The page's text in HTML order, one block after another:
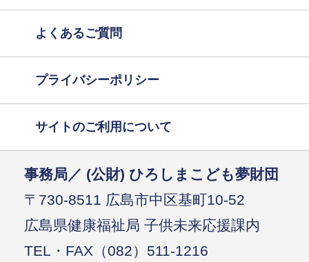
よくあるご質問
プライバシーポリシー
サイトのご利用について
事務局／ (公財) ひろしまこども夢財団
〒730-8511 広島市中区基町10-52
広島県健康福祉局 子供未来応援課内
TEL・FAX（082）511-1216